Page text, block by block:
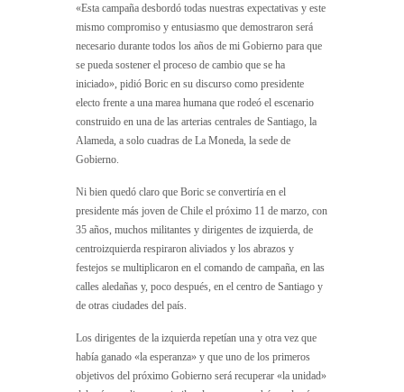
«Esta campaña desbordó todas nuestras expectativas y este
mismo compromiso y entusiasmo que demostraron será
necesario durante todos los años de mi Gobierno para que
se pueda sostener el proceso de cambio que se ha
iniciado», pidió Boric en su discurso como presidente
electo frente a una marea humana que rodeó el escenario
construido en una de las arterias centrales de Santiago, la
Alameda, a solo cuadras de La Moneda, la sede de
Gobierno.
Ni bien quedó claro que Boric se convertiría en el
presidente más joven de Chile el próximo 11 de marzo, con
35 años, muchos militantes y dirigentes de izquierda, de
centroizquierda respiraron aliviados y los abrazos y
festejos se multiplicaron en el comando de campaña, en las
calles aledañas y, poco después, en el centro de Santiago y
de otras ciudades del país.
Los dirigentes de la izquierda repetían una y otra vez que
había ganado «la esperanza» y que uno de los primeros
objetivos del próximo Gobierno será recuperar «la unidad»